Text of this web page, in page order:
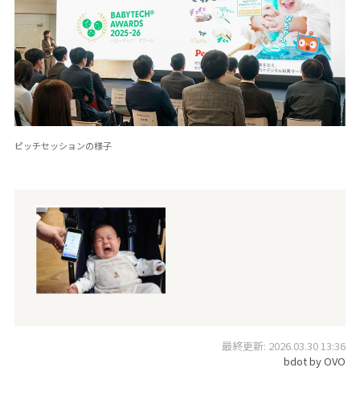
ピッチセッションの様子
最終更新: 2026.03.30 13:36
bdot by OVO